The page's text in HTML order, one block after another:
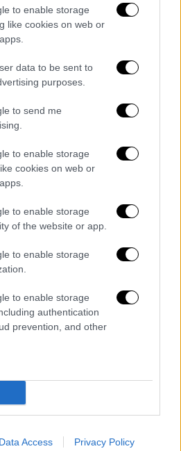
to enable storage
like cookies on web or
data to be sent to
purposes.
to send me
to enable storage
cookies on web or
to enable storage
of the website or app.
to enable storage
to enable storage
authentication
prevention, and other
Data Access Privacy Policy
δήμο Αθηναίων
ξεκίνησαν τον
θα ενταθούν το
τροχαίο
νεκρός
δολοφονία